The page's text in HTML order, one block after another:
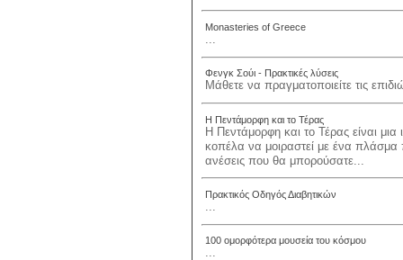
Monasteries of Greece
Φενγκ Σούι - Πρακτικές λύσεις
Μάθετε να πραγματοποιείτε τις
Η Πεντάμορφη και το Τέρας
Η Πεντάμορφη και το Τέρας είναι
κοπέλα να μοιραστεί με ένα πλάσμα
ανέσεις που θα μπορούσατε...
Πρακτικός Οδηγός Διαβητικών
100 ομορφότερα μουσεία του κόσμου
...